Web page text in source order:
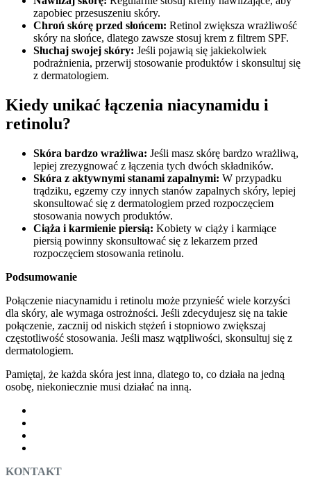
zapobiec przesuszeniu skóry.
Chroń skórę przed słońcem: Retinol zwiększa wrażliwość
skóry na słońce, dlatego zawsze stosuj krem z filtrem SPF.
Słuchaj swojej skóry: Jeśli pojawią się jakiekolwiek
podrażnienia, przerwij stosowanie produktów i skonsultuj się
z dermatologiem.
Kiedy unikać łączenia niacynamidu i
retinolu?
Skóra bardzo wrażliwa: Jeśli masz skórę bardzo wrażliwą,
lepiej zrezygnować z łączenia tych dwóch składników.
Skóra z aktywnymi stanami zapalnymi: W przypadku
trądziku, egzemy czy innych stanów zapalnych skóry, lepiej
skonsultować się z dermatologiem przed rozpoczęciem
stosowania nowych produktów.
Ciąża i karmienie piersią: Kobiety w ciąży i karmiące
piersią powinny skonsultować się z lekarzem przed
rozpoczęciem stosowania retinolu.
Podsumowanie
Połączenie niacynamidu i retinolu może przynieść wiele korzyści
dla skóry, ale wymaga ostrożności. Jeśli zdecydujesz się na takie
połączenie, zacznij od niskich stężeń i stopniowo zwiększaj
częstotliwość stosowania. Jeśli masz wątpliwości, skonsultuj się z
dermatologiem.
Pamiętaj, że każda skóra jest inna, dlatego to, co działa na jedną
osobę, niekoniecznie musi działać na inną.
KONTAKT